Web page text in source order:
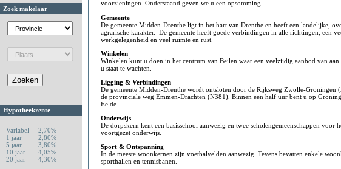
Zoek makelaar
Hypotheekrente
Variabel
2,70%
1 jaar
2,80%
5 jaar
3,80%
10 jaar
4,05%
20 jaar
4,30%
voorzieningen. Onderstaand geven we u een opsomming.
Gemeente
De gemeente Midden-Drenthe ligt in het hart van Drenthe en heeft een landelijke,
agrarische karakter. De gemeente heeft goede verbindingen in alle richtingen, een
werkgelegenheid en veel ruimte en rust.
Winkelen
Winkelen kunt u doen in het centrum van Beilen waar een veelzijdig aanbod van aan
u staat te wachten.
Ligging & Verbindingen
De gemeente Midden-Drenthe wordt ontsloten door de Rijksweg Zwolle-Groningen
de provinciale weg Emmen-Drachten (N381). Binnen een half uur bent u op
Eelde.
Onderwijs
De dorpskern kent een basisschool aanwezig en twee scholengemeenschappen voor
voortgezet onderwijs.
Sport & Ontspanning
In de meeste woonkernen zijn voetbalvelden aanwezig. Tevens bevatten enkele
sporthallen en tennisbanen.